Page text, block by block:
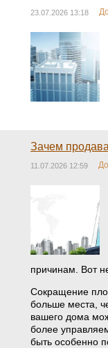
23.07.2026 13:18
Зачем
11.07.2026 12:59
причинам. Вот
Сокращение
больше места,
вашего дома
более
быть особенно